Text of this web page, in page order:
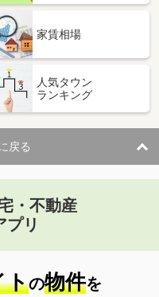
家賃相場
人気タウン
ランキング
戻る
・不動産
プリ
トの物件を